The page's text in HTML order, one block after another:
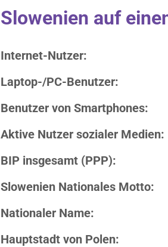
Slowenien auf
Internet-Nutzer:
Laptop-/PC-Benutzer:
Benutzer von Smartphones:
Aktive Nutzer sozialer Medien:
BIP insgesamt (PPP):
Slowenien Nationales Motto:
Nationaler Name:
Hauptstadt von Polen: